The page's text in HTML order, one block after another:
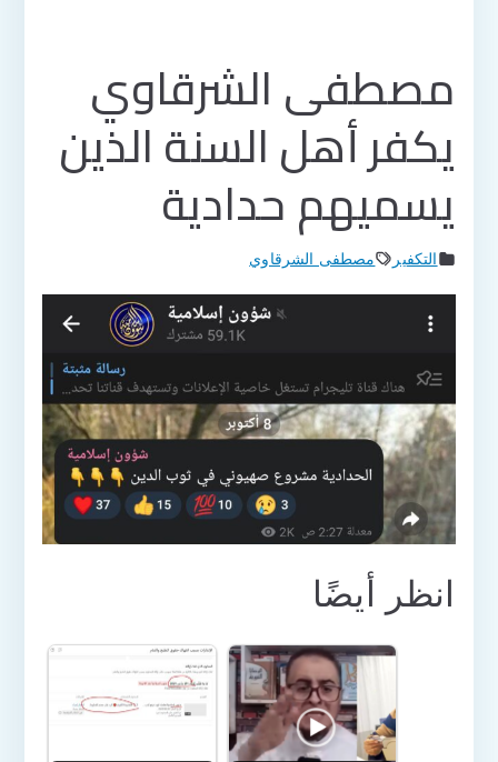
مصطفى الشرقاوي
يكفر أهل السنة الذين
يسميهم حدادية
التكفير مصطفى الشرقاوي
انظر أيضًا